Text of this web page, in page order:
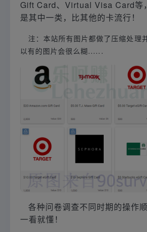
Gift Card、Virtual Visa Card等
是其中一类，比其他的卡流行！
注：本站所有图片都做了压缩处理
以有的图片会很么糊......
各种问卷调查不同时期的操作
一看就懂！